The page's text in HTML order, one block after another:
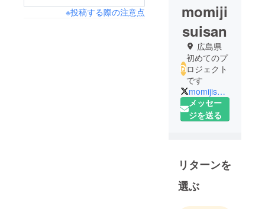
※投稿する際の注意点
momiji
suisan
広島県
初めてのプ
ロジェクト
です
momijisuisan
メッセー
ジを送る
リターンを
選ぶ